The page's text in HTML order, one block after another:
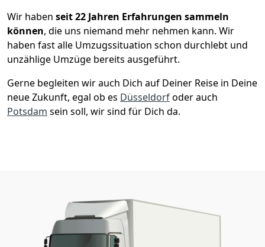
Wir haben seit22 Jahren Erfahrungen sammeln
können, die uns niemand mehr nehmen kann. Wir
haben fast alle Umzugssituation schon durchlebt und
unzählige Umzüge bereits ausgeführt.
Gerne begleiten wir auch Dich auf Deiner Reise in Deine
neue Zukunft, egal ob es Düsseldorfoder auch
Potsdam sein soll, wir sind für Dich da.